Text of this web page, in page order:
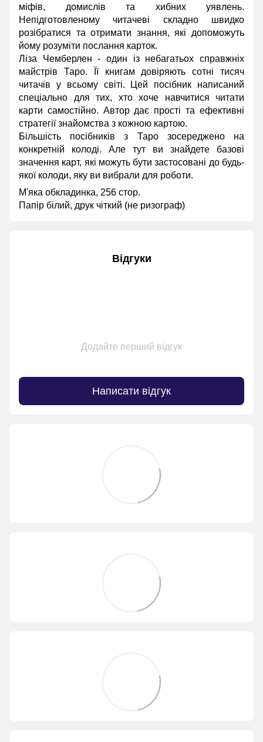
міфів, домислів та хибних уявлень.
Непідготовленому читачеві складно швидко
розібратися та отримати знання, які допоможуть
йому розуміти послання карток.
Ліза Чемберлен - один із небагатьох справжніх
майстрів Таро. Її книгам довіряють сотні тисяч
читачів у всьому світі. Цей посібник написаний
спеціально для тих, хто хоче навчитися читати
карти самостійно. Автор дає прості та ефективні
стратегії знайомства з кожною картою.
Більшість посібників з Таро зосереджено на
конкретній колоді. Але тут ви знайдете базові
значення карт, які можуть бути застосовані до будь-
якої колоди, яку ви вибрали для роботи.
М'яка обкладинка, 256 стор.
Папір білий, друк чіткий (не ризограф)
Відгуки
Додайте перший відгук
Написати відгук